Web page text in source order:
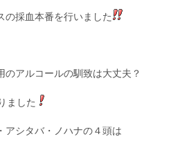
の採血本番を行いました
アルコールの馴致は大丈夫？
ました
シタバ・ノハナの４頭は